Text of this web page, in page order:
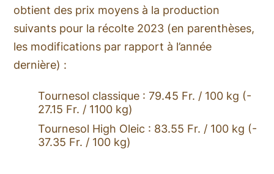
obtient des prix moyens à la production
suivants pour la récolte 2023 (en parenthèses,
les modifications par rapport à l’année
dernière) :
Tournesol classique : 79.45 Fr. / 100 kg (-
27.15 Fr. / 1100 kg)
Tournesol High Oleic : 83.55 Fr. / 100 kg (-
37.35 Fr. / 100 kg)